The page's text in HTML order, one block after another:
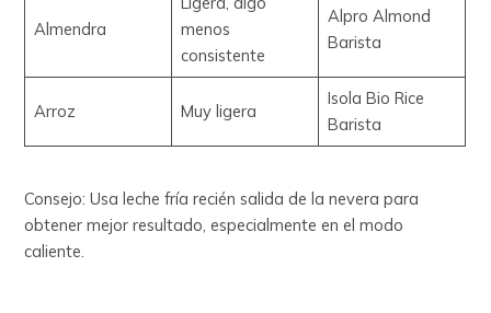
Almendra
menos
consistente
Alpro Almond
Barista
Arroz Muy ligera
Isola Bio Rice
Barista
Consejo: Usa leche fría recién salida de la nevera para
obtener mejor resultado, especialmente en el modo
caliente.